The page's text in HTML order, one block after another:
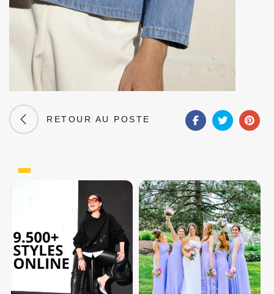
RETOUR AU POSTE